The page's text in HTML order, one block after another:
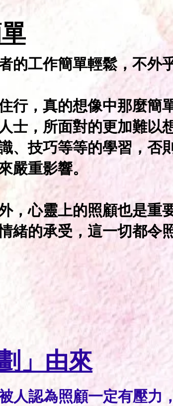
的工作簡單輕鬆，不外
行，真的想像中那麼簡
士，所面對的更加難以
、技巧等等的學習，否
嚴重影響。
，心靈上的照顧也是重
緒的承受，這一切都令
」由來
人認為照顧一定有壓力